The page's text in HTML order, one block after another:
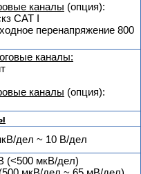
каналы (опция):
CAT I
перенапряжение 800
каналы:
каналы (опция):
дел ~ 10 В/дел
(<500 мкВ/дел)